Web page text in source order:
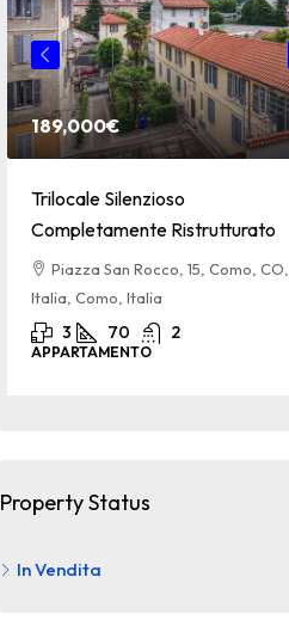
189,000€
Trilocale Silenzioso
Completamente Ristrutturato
Piazza San Rocco, 15, Como, CO,
Italia, Como, Italia
3 70 2
APPARTAMENTO
Property Status
In Vendita